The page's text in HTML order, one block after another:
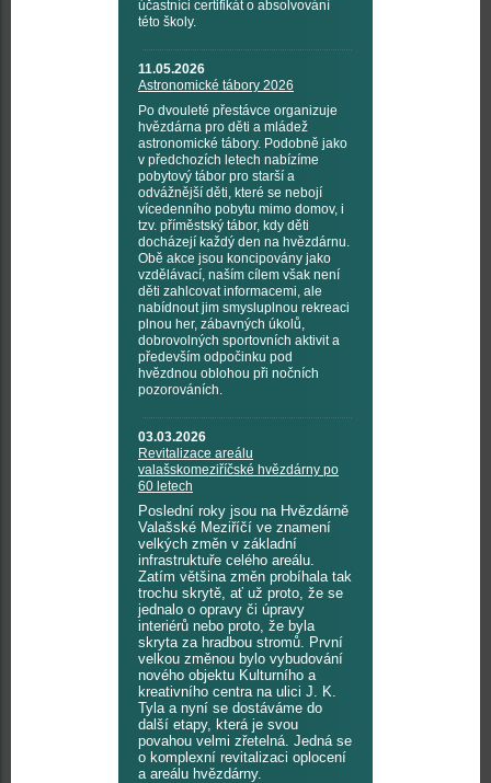
účastníci certifikát o absolvování
této školy.
11.05.2026
Astronomické tábory 2026
Po dvouleté přestávce organizuje
hvězdárna pro děti a mládež
astronomické tábory. Podobně jako
v předchozích letech nabízíme
pobytový tábor pro starší a
odvážnější děti, které se nebojí
vícedenního pobytu mimo domov, i
tzv. příměstský tábor, kdy děti
docházejí každý den na hvězdárnu.
Obě akce jsou koncipovány jako
vzdělávací, naším cílem však není
děti zahlcovat informacemi, ale
nabídnout jim smysluplnou rekreaci
plnou her, zábavných úkolů,
dobrovolných sportovních aktivit a
především odpočinku pod
hvězdnou oblohou při nočních
pozorováních.
03.03.2026
Revitalizace areálu
valašskomeziříčské hvězdárny po
60 letech
Poslední roky jsou na Hvězdárně
Valašské Meziříčí ve znamení
velkých změn v základní
infrastruktuře celého areálu.
Zatím většina změn probíhala tak
trochu skrytě, ať už proto, že se
jednalo o opravy či úpravy
interiérů nebo proto, že byla
skryta za hradbou stromů. První
velkou změnou bylo vybudování
nového objektu Kulturního a
kreativního centra na ulici J. K.
Tyla a nyní se dostáváme do
další etapy, která je svou
povahou velmi zřetelná. Jedná se
o komplexní revitalizaci oplocení
a areálu hvězdárny.